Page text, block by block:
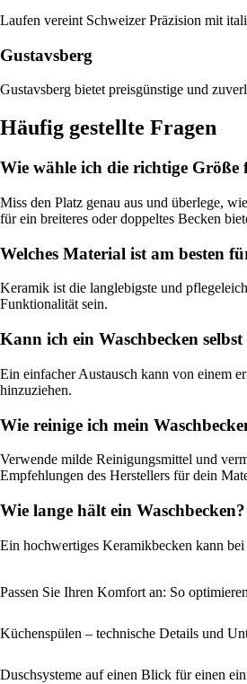
Laufen vereint Schweizer Präzision mit
Gustavsberg
Gustavsberg bietet preisgünstige und
Häufig gestellte Fragen
Wie wähle ich die richtige Größe
Miss den Platz genau aus und überlege,
für ein breiteres oder doppeltes Becken
Welches Material ist am besten
Keramik ist die langlebigste und
Funktionalität sein.
Kann ich ein Waschbecken
Ein einfacher Austausch kann von einem
hinzuziehen.
Wie reinige ich mein
Verwende milde Reinigungsmittel und
Empfehlungen des Herstellers für dein
Wie lange hält ein Waschbecken?
Ein hochwertiges Keramikbecken kann
Passen Sie Ihren Komfort an: So
Küchenspülen – technische Details und
Duschsysteme auf einen Blick für einen